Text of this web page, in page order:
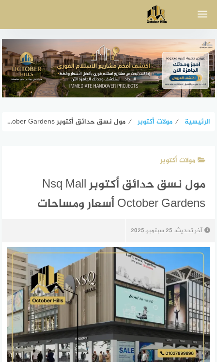
الرئيسية ⁄ مولات أكتوبر ⁄ مول نسق حدائق أكتوبر Nsq Mall October Gardens أسعار ومساحات
مولات أكتوبر
مول نسق حدائق أكتوبر Nsq Mall
October Gardens أسعار ومساحات
آخر تحديث: 25 سبتمبر، 2025